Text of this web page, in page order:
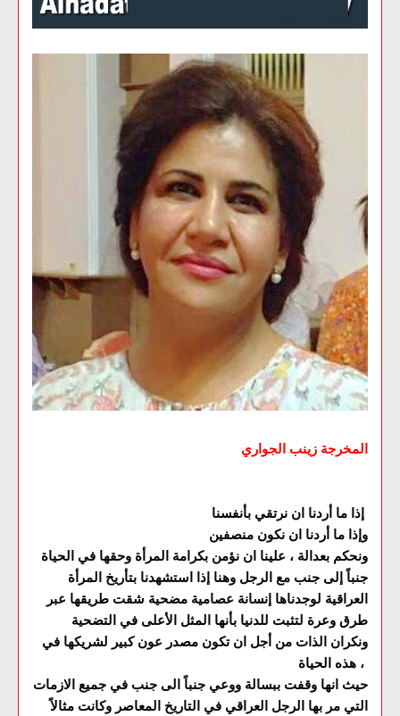
المخرجة زينب الجواري
وإذا ما أردنا ان نكون منصفين
ونحكم بعدالة ، علينا ان نؤمن بكرامة المرأة وحقها في الحياة
جنباً إلى جنب مع الرجل وهنا إذا استشهدنا بتأريخ المرأة
العراقية لوجدناها إنسانة عصامية مضحية شقت طريقها عبر
طرق وعرة لتثبت للدنيا بأنها المثل الأعلى في التضحية
ونكران الذات من أجل ان تكون مصدر عون كبير لشريكها في
هذه الحياة ،
حيث انها وقفت ببسالة ووعي جنباً الى جنب في جميع الازمات
التي مر بها الرجل العراقي في التاريخ المعاصر وكانت مثالاً